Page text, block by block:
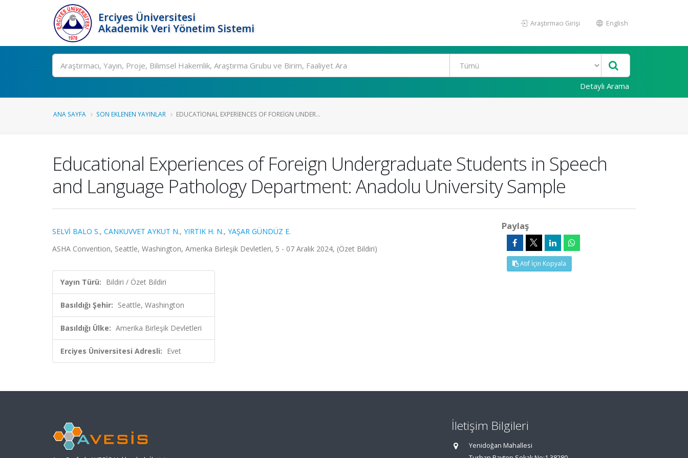
Erciyes Üniversitesi
Akademik Veri Yönetim Sistemi
Araştırmacı Girişi English
Ara
Detaylı Arama
ANA SAYFA SON EKLENEN YAYINLAR EDUCATIONAL EXPERIENCES OF FOREIGN UNDER...
Educational Experiences of Foreign Undergraduate Students in Speech
and Language Pathology Department: Anadolu University Sample
SELVİ BALO S., CANKUVVET AYKUT N., YIRTIK H. N., YAŞAR GÜNDÜZ E.
ASHA Convention, Seattle, Washington, Amerika Birleşik Devletleri, 5 - 07 Aralık 2024, (Özet Bildiri)
Yayın Türü: Bildiri / Özet Bildiri
Basıldığı Şehir: Seattle, Washington
Basıldığı Ülke: Amerika Birleşik Devletleri
Erciyes Üniversitesi Adresli: Evet
Paylaş
Atıf İçin Kopyala
İletişim Bilgileri
Yenidoğan Mahallesi